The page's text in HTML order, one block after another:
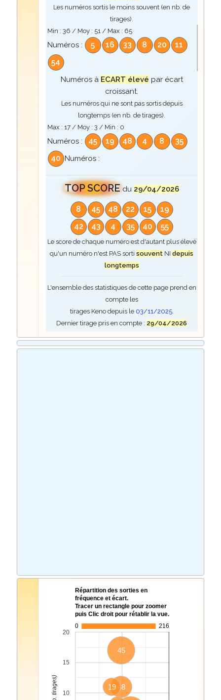
Les numéros sortis le moins souvent (en nb. de
tirages).
Min : 36 / Moy : 51/ Max : 65
Numéros : 5 16 33 8 20
11
54
Numéros à ECART élevé par écart
croissant.
Les numéros qui ne sont pas sortis depuis
longtemps (en nb. de tirages).
Max : 17/ Moy : 3 / Min : 0
Numéros : 45 19 48 4 8
35
40 Numéros :
TOP SCORE du 29/04/2026
8 45 48 22 15
19
42
43 4 35 40 55
Le score de chaque numéro est d'autant plus élevé
qu'un numéro n'est PAS sortisouvent NIdepuis
longtemps
L'ensemble des statistiques de cette page prend en
compte les
tirages Keno depuis le 03/11/2025.
Dernier tirage pris en compte : 29/04/2026
Répartition des sorties en
fréquence et écart.
Tracer un rectangle pour zoomer
puis Clic droit pour rétablir la vue.
0
216
45
48
19
10
15
20